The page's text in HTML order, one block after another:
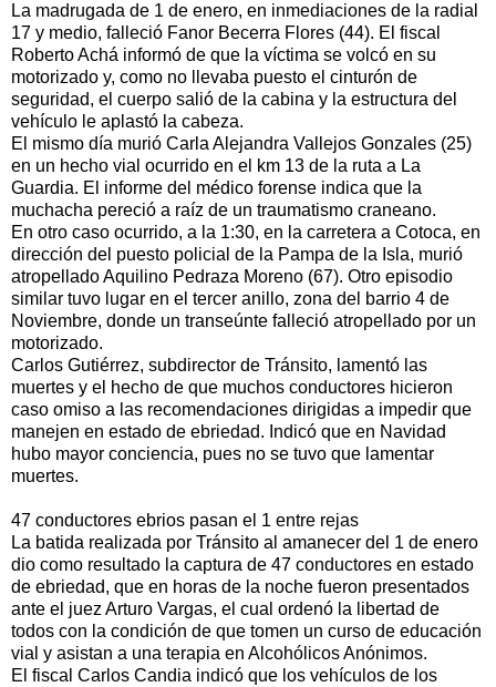
La madrugada de 1 de enero, en inmediaciones de la radial
17 y medio, falleció Fanor Becerra Flores (44). El fiscal
Roberto Achá informó de que la víctima se volcó en su
motorizado y, como no llevaba puesto el cinturón de
seguridad, el cuerpo salió de la cabina y la estructura del
vehículo le aplastó la cabeza.
El mismo día murió Carla Alejandra Vallejos Gonzales (25)
en un hecho vial ocurrido en el km 13 de la ruta a La
Guardia. El informe del médico forense indica que la
muchacha pereció a raíz de un traumatismo craneano.
En otro caso ocurrido, a la 1:30, en la carretera a Cotoca, en
dirección del puesto policial de la Pampa de la Isla, murió
atropellado Aquilino Pedraza Moreno (67). Otro episodio
similar tuvo lugar en el tercer anillo, zona del barrio 4 de
Noviembre, donde un transeúnte falleció atropellado por un
motorizado.
Carlos Gutiérrez, subdirector de Tránsito, lamentó las
muertes y el hecho de que muchos conductores hicieron
caso omiso a las recomendaciones dirigidas a impedir que
manejen en estado de ebriedad. Indicó que en Navidad
hubo mayor conciencia, pues no se tuvo que lamentar
muertes.
47 conductores ebrios pasan el 1 entre rejas
La batida realizada por Tránsito al amanecer del 1 de enero
dio como resultado la captura de 47 conductores en estado
de ebriedad, que en horas de la noche fueron presentados
ante el juez Arturo Vargas, el cual ordenó la libertad de
todos con la condición de que tomen un curso de educación
vial y asistan a una terapia en Alcohólicos Anónimos.
El fiscal Carlos Candia indicó que los vehículos de los